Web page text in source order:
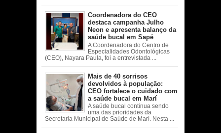
Coordenadora do CEO
destaca campanha Julho
Neon e apresenta balanço da
saúde bucal em Sapé
A Coordenadora do Centro de
Especialidades Odontológicas
(CEO), Nayara Paula, foi a entrevistada ...
Mais de 40 sorrisos
devolvidos à população:
CEO fortalece o cuidado com
a saúde bucal em Marí
A saúde bucal continua sendo
uma das prioridades da
Secretaria Municipal de Saúde de Marí. Nesta ...